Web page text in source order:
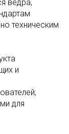
ведра,
техническим
и
для